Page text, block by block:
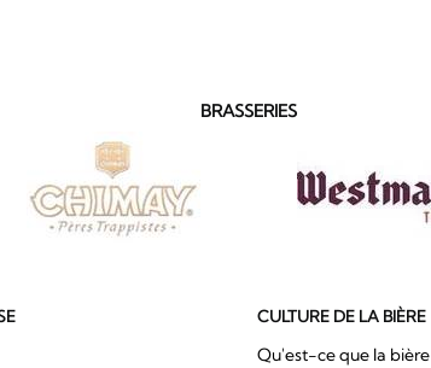
BRASSERIES
CULTURE DE LA BIÈRE
Qu'est-ce que la bière